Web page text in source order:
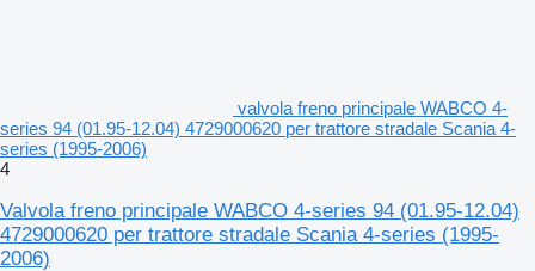
valvola freno principale WABCO 4-
series 94 (01.95-12.04) 4729000620 per trattore stradale Scania 4-
series (1995-2006)
4
Valvola freno principale WABCO 4-series 94 (01.95-12.04)
4729000620 per trattore stradale Scania 4-series (1995-
2006)